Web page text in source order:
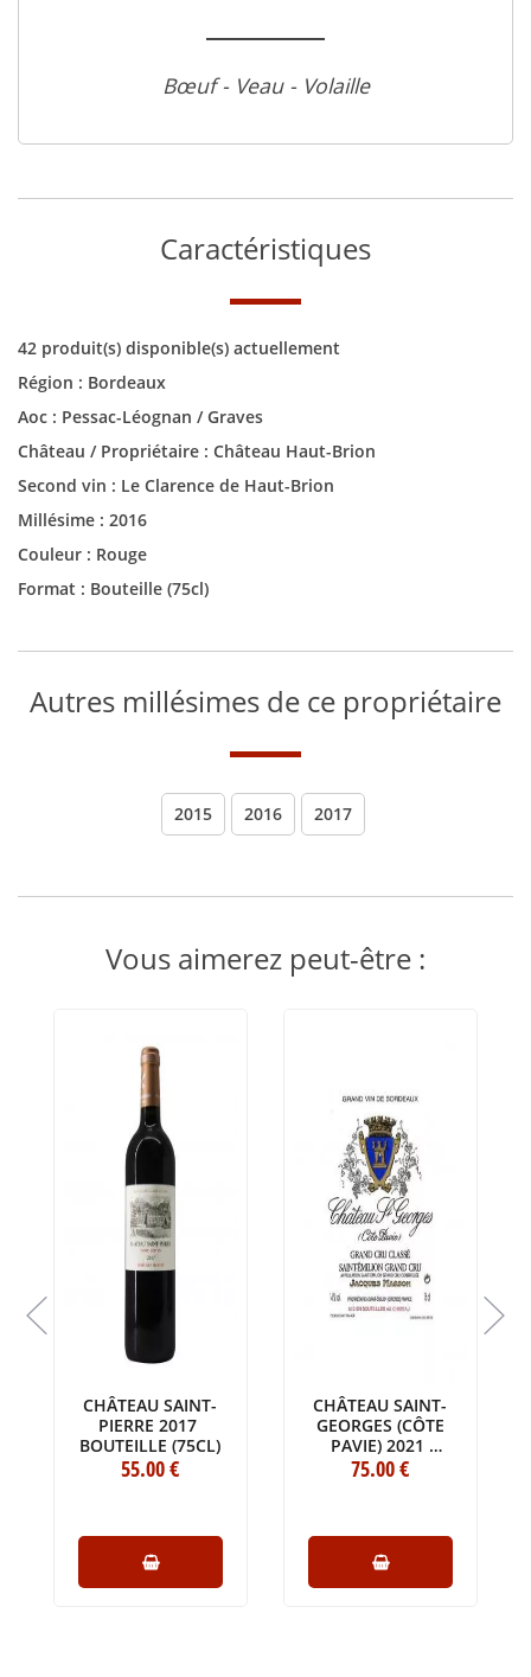
Bœuf - Veau - Volaille
Caractéristiques
42 produit(s) disponible(s) actuellement
Région : Bordeaux
Aoc : Pessac-Léognan / Graves
Château / Propriétaire : Château Haut-Brion
Second vin : Le Clarence de Haut-Brion
Millésime : 2016
Couleur : Rouge
Format : Bouteille (75cl)
Autres millésimes de ce propriétaire
2015 2016 2017
Vous aimerez peut-être :
CHÂTEAU SAINT-
PIERRE 2017
BOUTEILLE (75CL)
55.00€
CHÂTEAU SAINT-
GEORGES (CÔTE
PAVIE) 2021
CAISSE BOIS
75.00€